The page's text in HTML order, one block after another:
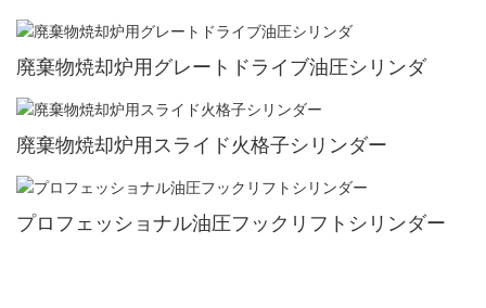
廃棄物焼却炉用グレートドライブ油圧シリンダ
廃棄物焼却炉用スライド火格子シリンダー
プロフェッショナル油圧フックリフトシリンダー